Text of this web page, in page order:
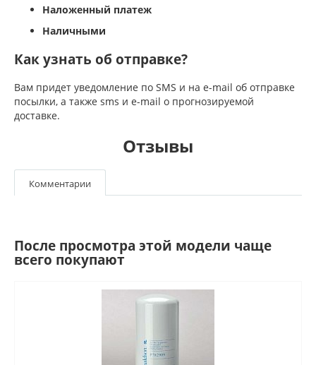
Наложенный платеж
Наличными
Как узнать об отправке?
Вам придет уведомление по SMS и на e-mail об отправке
посылки, а также sms и e-mail о прогнозируемой
доставке.
Отзывы
Комментарии
После просмотра этой модели чаще
всего покупают